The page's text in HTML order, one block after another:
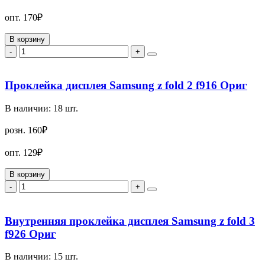
опт. 170₽
В корзину
-
+
Проклейка дисплея Samsung z fold 2 f916 Ориг
В наличии: 18 шт.
розн. 160₽
опт. 129₽
В корзину
-
+
Внутренняя проклейка дисплея Samsung z fold 3
f926 Ориг
В наличии: 15 шт.